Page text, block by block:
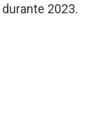
durante 2023.